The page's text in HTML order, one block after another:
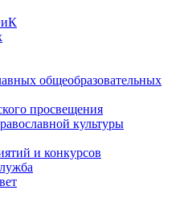
общеобразовательных
просвещения
культуры
и конкурсов